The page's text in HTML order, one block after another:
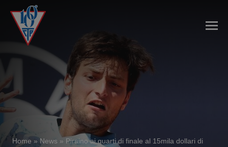
Home »News » Piraino ai quarti di finale al 15mila dollari di